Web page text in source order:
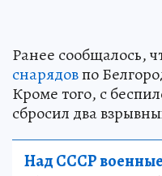
Ранее сообщалось,
снарядовпо
Кроме того, с
сбросил два
Над СССР военные